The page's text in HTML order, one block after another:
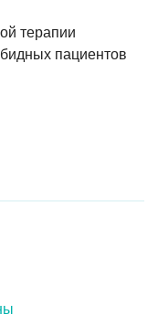
терапии
пациентов